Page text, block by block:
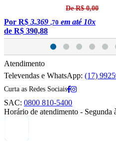
De R$ 0,00
Por R$ 3.369 ,70 em até 10x
de R$ 390,88
Atendimento
Televendas e WhatsApp: (17)
Curta as Redes Sociais
SAC: 0800 810-5400
Horário de atendimento - Segunda